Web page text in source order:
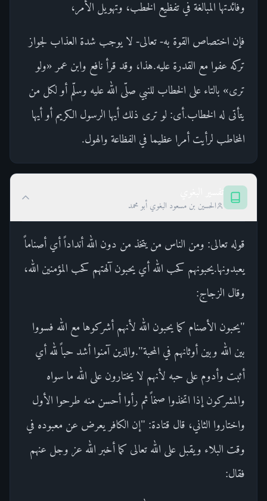
وفائدتها المبالغة في تفظيع الخطب، وتهويل الأمر،
فإن اختصاص القوة به- تعالى- لا يوجب شدة العذاب لجواز
تركه عفوا مع القدرة عليه.هذا، وقد قرأ نافع وابن عمر «ولو
ترى» بالتاء على الخطاب للنبي صلّى الله عليه وسلّم أو لكل من
يتأتى له الخطاب.أى: لو ترى ذلك أيها الرسول الكريم أو أيها
المخاطب لرأيت أمرا عظيما في الفظاعة والهول.
الحسين بن مسعود البغوي أبو محمد
قوله تعالى: ومن الناس من يتخذ من دون الله أنداداً أي أصناماً
يعبدونها.يحبونهم كحب الله أي يحبون آلهتهم كحب المؤمنين الله،
وقال الزجاج:
"يحبون الأصنام كما يحبون الله لأنهم أشركوها مع الله فسووا
بين الله وبين أوثانهم في المحبة".والذين آمنوا أشد حباً لله أي
أثبت وأدوم على حبه لأنهم لا يختارون على الله ما سواه
والمشركون إذا اتخذوا صنماً ثم رأوا أحسن منه طرحوا الأول
واختاروا الثاني، قال قتادة: "إن الكافر يعرض عن معبوده في
وقت البلاء ويقبل على الله تعالى كما أخبر الله عز وجل عنهم
فقال: